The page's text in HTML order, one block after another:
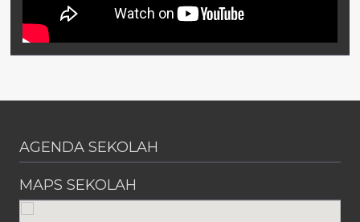
AGENDA SEKOLAH
MAPS SEKOLAH